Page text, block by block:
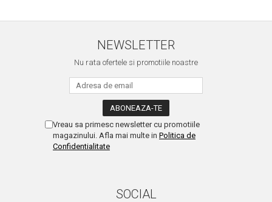
NEWSLETTER
Nu rata ofertele si promotiile noastre
Vreau sa primesc newsletter cu promotiile
magazinului. Afla mai multe in Politica de
Confidentialitate
SOCIAL